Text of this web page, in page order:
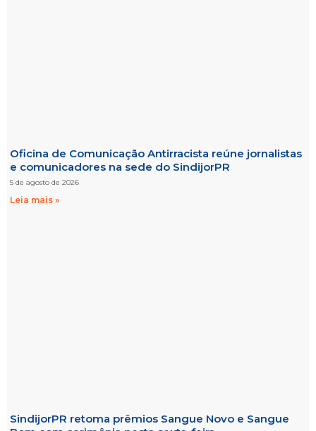
Oficina de Comunicação Antirracista reúne jornalistas
e comunicadores na sede do SindijorPR
5 de agosto de 2026
Leia mais »
SindijorPR retoma prêmios Sangue Novo e Sangue